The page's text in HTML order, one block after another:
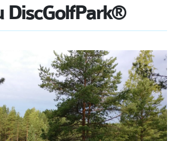
DiscGolfPark®